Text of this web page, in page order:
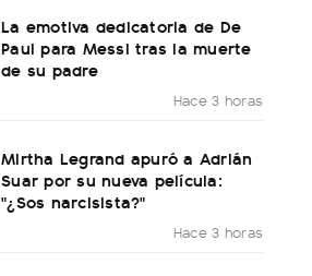
La emotiva dedicatoria de De
Paul para Messi tras la muerte
de su padre
Hace 3 horas
Mirtha Legrand apuró a Adrián
Suar por su nueva película:
"¿Sos narcisista?"
Hace 3 horas